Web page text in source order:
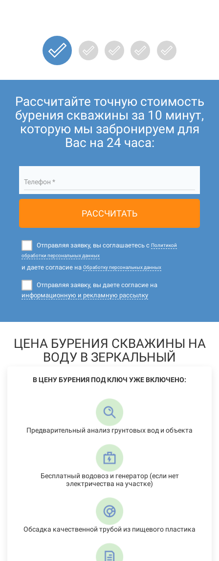
Рассчитайте точную стоимость
бурения скважины за 10 минут,
которую мы забронируем для
Вас на 24 часа:
Телефон *
РАССЧИТАТЬ
Отправляя заявку, вы соглашаетесь с Политикой
обработки персональных данных
и даете согласие на Обработку персональных данных
Отправляя заявку, вы даете согласие на
информационную и рекламную рассылку
ЦЕНА БУРЕНИЯ СКВАЖИНЫ НА
ВОДУ В ЗЕРКАЛЬНЫЙ
В ЦЕНУ БУРЕНИЯ ПОД КЛЮЧ УЖЕ ВКЛЮЧЕНО:
Предварительный анализ грунтовых вод и объекта
Бесплатный водовоз и генератор (если нет
электричества на участке)
Обсадка качественной трубой из пищевого пластика